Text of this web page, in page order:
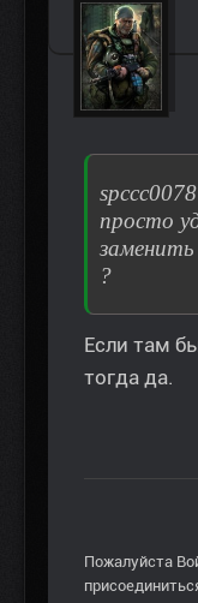
просто
?
Если там
тогда да.
Пожалуйста